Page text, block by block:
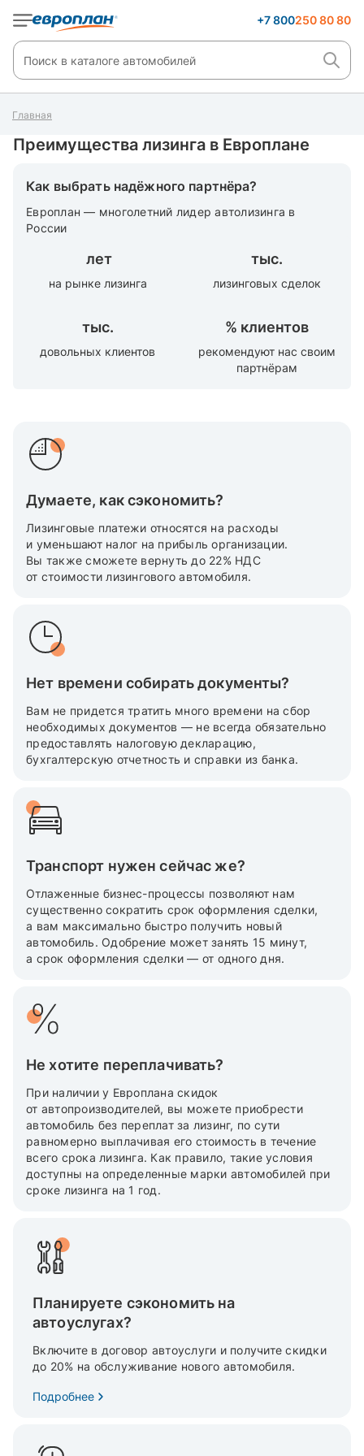
+7 800250 80 80
Главная
Преимущества лизинга в Европлане
Как выбрать надёжного партнёра?
Европлан — многолетний лидер автолизинга в
России
лет
на рынке лизинга
тыс.
лизинговых сделок
тыс.
довольных клиентов
% клиентов
рекомендуют нас своим
партнёрам
Думаете, как сэкономить?
Лизинговые платежи относятся на расходы
и уменьшают налог на прибыль организации.
Вы также cможете вернуть до 22% НДС
от стоимости лизингового автомобиля.
Нет времени собирать документы?
Вам не придется тратить много времени на сбор
необходимых документов — не всегда обязательно
предоставлять налоговую декларацию,
бухгалтерскую отчетность и справки из банка.
Транспорт нужен сейчас же?
Отлаженные бизнес-процессы позволяют нам
существенно сократить срок оформления сделки,
а вам максимально быстро получить новый
автомобиль. Одобрение может занять 15 минут,
а срок оформления сделки — от одного дня.
Не хотите переплачивать?
При наличии у Европлана скидок
от автопроизводителей, вы можете приобрести
автомобиль без переплат за лизинг, по сути
равномерно выплачивая его стоимость в течение
всего срока лизинга. Как правило, такие условия
доступны на определенные марки автомобилей при
сроке лизинга на 1 год.
Планируете сэкономить на
автоуслугах?
Включите в договор автоуслуги и получите скидки
до 20% на обслуживание нового автомобиля.
Подробнее